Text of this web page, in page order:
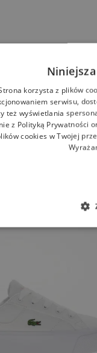
korzysta z plików
serwisu,
też wyświetlania
z Polityką Prywatności
cookies w Twojej